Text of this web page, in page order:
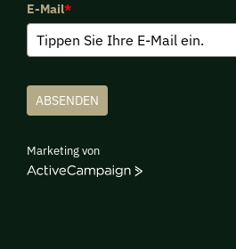
E-Mail*
ABSENDEN
Marketing von
ActiveCampaign